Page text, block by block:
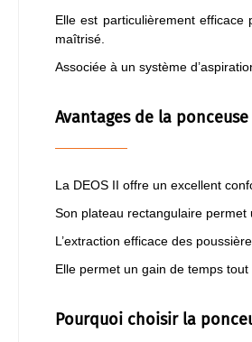
Elle est particulièrement
maîtrisé.
Associée à un système
Avantages de la ponceuse
La DEOS II offre un excellent
Son plateau rectangulaire permet
L’extraction efficace des
Elle permet un gain de temps
Pourquoi choisir la